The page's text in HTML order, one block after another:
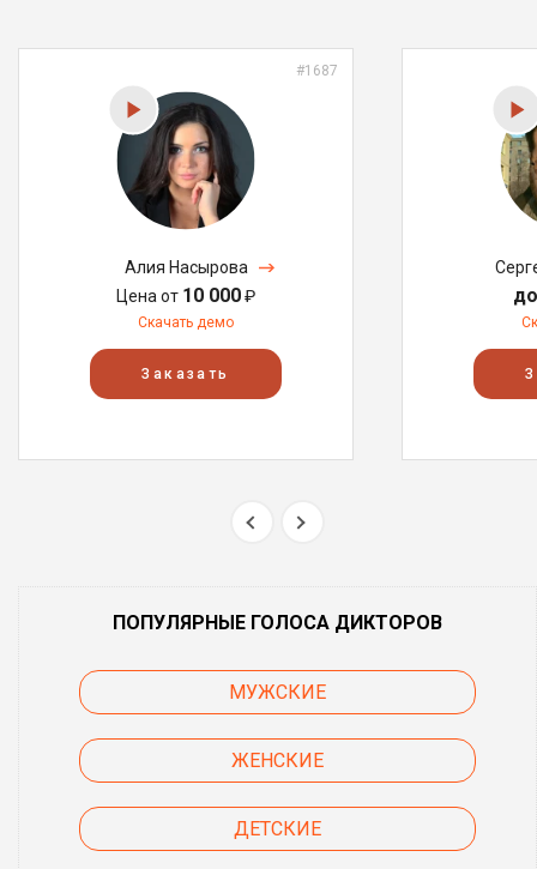
#1687
Алия Насырова
Цена от 10 000₽
Скачать демо
Заказать
ПОПУЛЯРНЫЕ ГОЛОСА ДИКТОРОВ
МУЖСКИЕ
ЖЕНСКИЕ
ДЕТСКИЕ